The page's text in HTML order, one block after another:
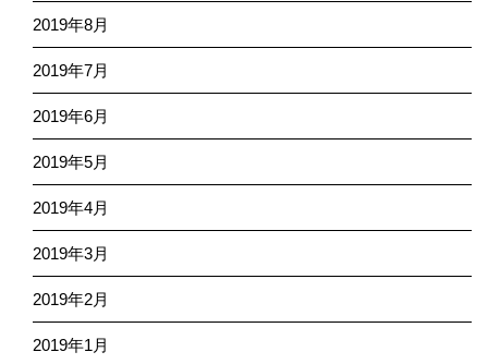
2019年8月
2019年7月
2019年6月
2019年5月
2019年4月
2019年3月
2019年2月
2019年1月